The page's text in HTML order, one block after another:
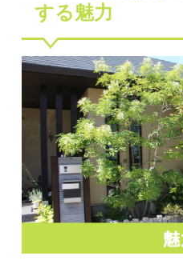
する魅力